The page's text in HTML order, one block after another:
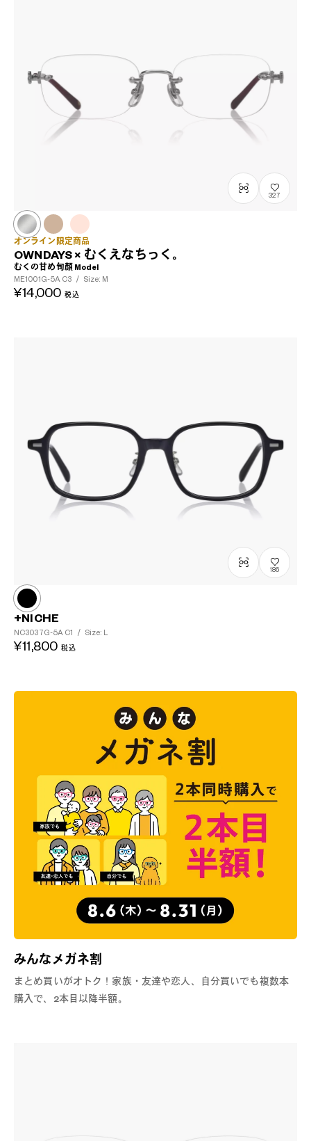
みんなメガネ割
まとめ買いがオトク！家族・友達や恋人、自分買いでも複数本
購入で、2本目以降半額。
327
オンライン限定商品
OWNDAYS × むくえなちっく。
むくの甘め旬顔 Model
ME1001G-5A C3 / Size: M
¥14,000 税込
186
+NICHE
NC3037G-5A C1 / Size: L
¥11,800 税込